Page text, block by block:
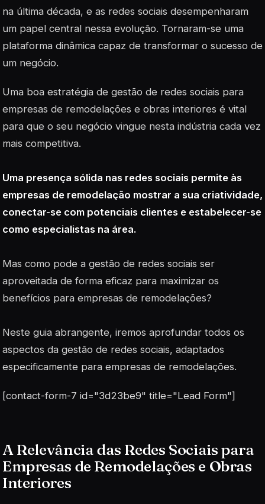
na última década, e as redes sociais desempenharam
um papel central nessa evolução. Tornaram-se uma
plataforma dinâmica capaz de transformar o sucesso de
um negócio.
Uma boa estratégia de gestão de redes sociais para
empresas de remodelações e obras interiores é vital
para que o seu negócio vingue nesta indústria cada vez
mais competitiva.
Uma presença sólida nas redes sociais permite às
empresas de remodelação mostrar a sua criatividade,
conectar-se com potenciais clientes e estabelecer-se
como especialistas na área.
Mas como pode a gestão de redes sociais ser
aproveitada de forma eficaz para maximizar os
benefícios para empresas de remodelações?
Neste guia abrangente, iremos aprofundar todos os
aspectos da gestão de redes sociais, adaptados
especificamente para empresas de remodelações.
[contact-form-7 id="3d23be9" title="Lead Form"]
A Relevância das Redes Sociais para
Empresas de Remodelações e Obras
Interiores